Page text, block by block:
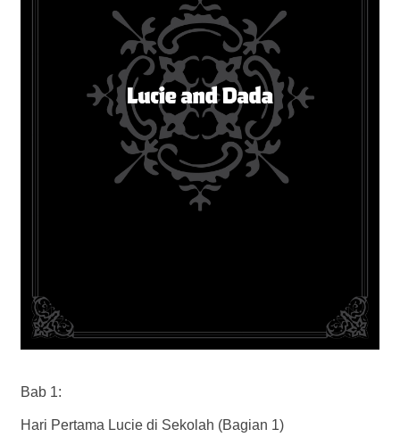
Bab 1:
Hari Pertama Lucie di Sekolah (Bagian 1)